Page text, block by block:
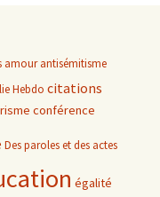
amour antisémitisme
Hebdo citations
conférence
Des paroles et des actes
égalité